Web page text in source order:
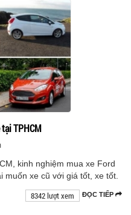
TPHCM
kinh nghiệm mua xe Ford
muốn xe cũ với giá tốt, xe tốt.
ĐỌC TIẾP
8342 lượt xem